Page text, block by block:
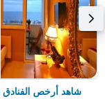
شاهد أرخص